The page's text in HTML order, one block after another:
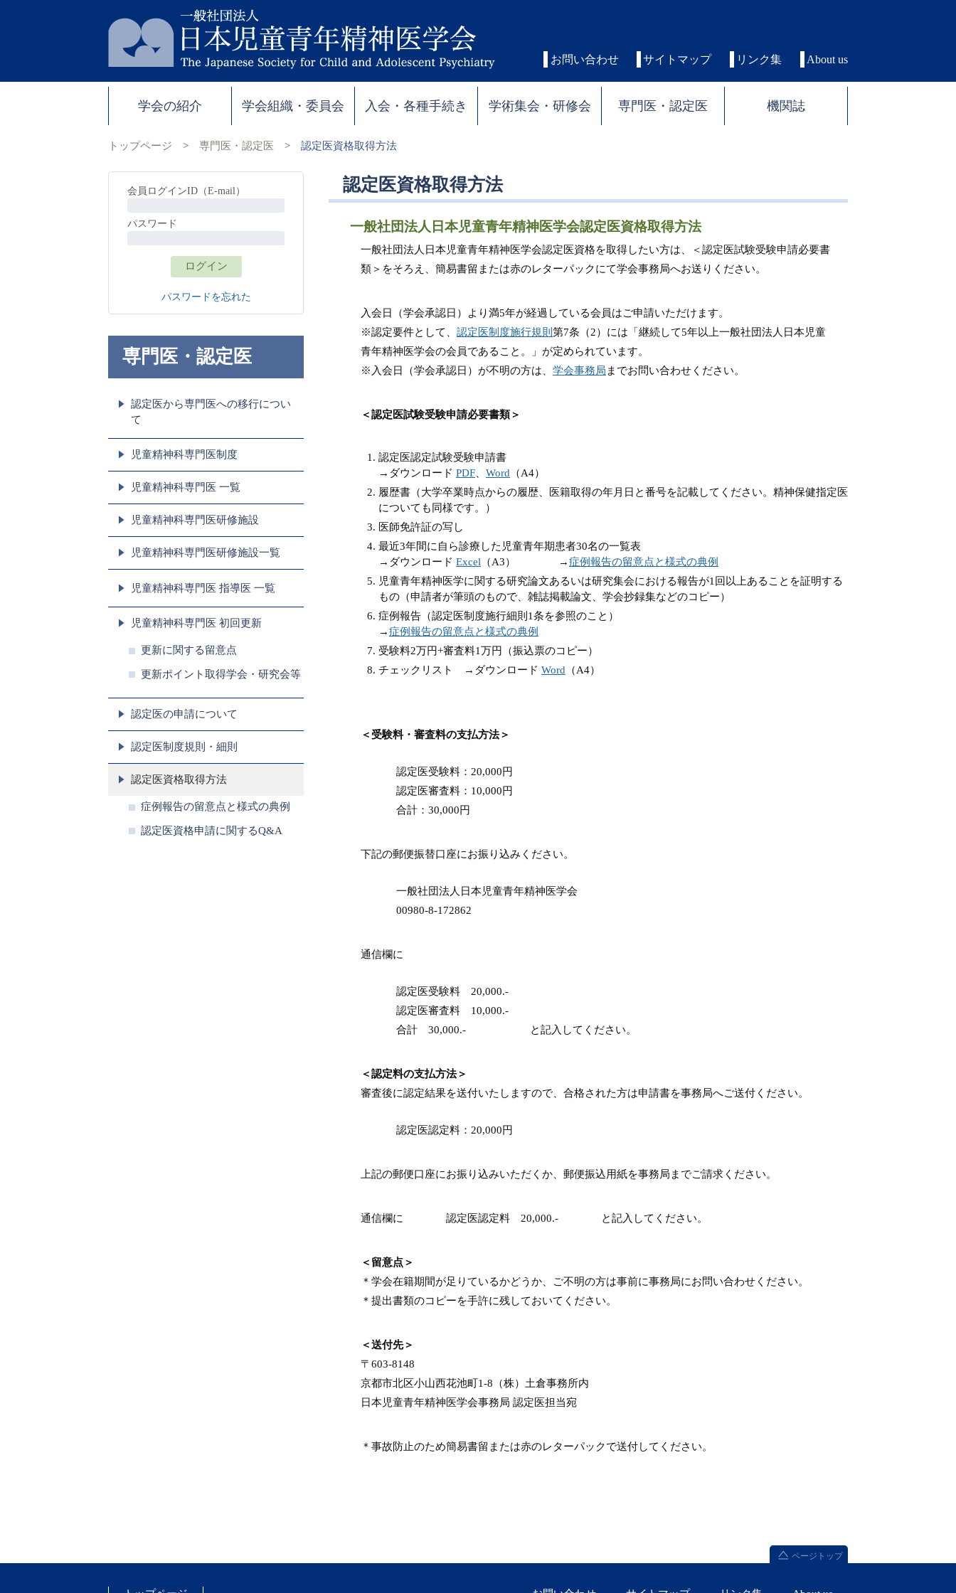
お問い合わせ サイトマップ リンク集 About us
学会の紹介 学会組織・委員会 入会・各種手続き 学術集会・研修会 専門医・認定医 機関誌
トップページ > 専門医・認定医 > 認定医資格取得方法
認定医資格取得方法
一般社団法人日本児童青年精神医学会認定医資格取得方法
一般社団法人日本児童青年精神医学会認定医資格を取得したい方は、＜認定医試験受験申請必要書
類＞をそろえ、簡易書留または赤のレターパックにて学会事務局へお送りください。
入会日（学会承認日）より満5年が経過している会員はご申請いただけます。
※認定要件として、 認定医制度施行規則 第7条（2）には「継続して5年以上一般社団法人日本児童
青年精神医学会の会員であること。」が定められています。
※入会日（学会承認日）が不明の方は、 学会事務局 までお問い合わせください。
＜認定医試験受験申請必要書類＞
認定医認定試験受験申請書
→ダウンロード PDF Word （A4）
履歴書（大学卒業時点からの履歴、医籍取得の年月日と番号を記載してください。精神保健指定医
についても同様です。）
医師免許証の写し
最近3年間に自ら診療した児童青年期患者30名の一覧表
→ダウンロード Excel （A3） →症例報告の留意点と様式の典例
児童青年精神医学に関する研究論文あるいは研究集会における報告が1回以上あることを証明する
もの（申請者が筆頭のもので、雑誌掲載論文、学会抄録集などのコピー）
症例報告（認定医制度施行細則1条を参照のこと）
→症例報告の留意点と様式の典例
受験料2万円+審査料1万円（振込票のコピー）
チェックリスト →ダウンロード Word （A4）
＜受験料・審査料の支払方法＞
認定医受験料：20,000円
認定医審査料：10,000円
合計：30,000円
下記の郵便振替口座にお振り込みください。
一般社団法人日本児童青年精神医学会
00980-8-172862
通信欄に
認定医受験料 20,000.-
認定医審査料 10,000.-
合計 30,000.- と記入してください。
＜認定料の支払方法＞
審査後に認定結果を送付いたしますので、合格された方は申請書を事務局へご送付ください。
認定医認定料：20,000円
上記の郵便口座にお振り込みいただくか、郵便振込用紙を事務局までご請求ください。
通信欄に 認定医認定料 20,000.- と記入してください。
＜留意点＞
＊学会在籍期間が足りているかどうか、ご不明の方は事前に事務局にお問い合わせください。
＊提出書類のコピーを手許に残しておいてください。
＜送付先＞
〒603-8148
京都市北区小山西花池町1-8（株）土倉事務所内
日本児童青年精神医学会事務局 認定医担当宛
＊事故防止のため簡易書留または赤のレターパックで送付してください。
会員ログインID（E-mail）
パスワード
パスワードを忘れた
専門医・認定医
認定医から専門医への移行につい
て
児童精神科専門医制度
児童精神科専門医 一覧
児童精神科専門医研修施設
児童精神科専門医研修施設一覧
児童精神科専門医 指導医 一覧
児童精神科専門医 初回更新
更新に関する留意点
更新ポイント取得学会・研究会等
認定医の申請について
認定医制度規則・細則
認定医資格取得方法
症例報告の留意点と様式の典例
認定医資格申請に関するQ&A
ページトップ